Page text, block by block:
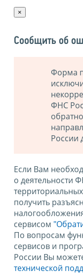
×
Сообщить об
Форма
ФНС
России
Если Вам
о деятельности
получить
сервисом
По вопросам
сервисов и
России Вы
технической